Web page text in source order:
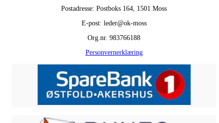
Postadresse: Postboks 164, 1501 Moss
E-post: leder@ok-moss
Org.nr. 983766188
Personvernerklæring